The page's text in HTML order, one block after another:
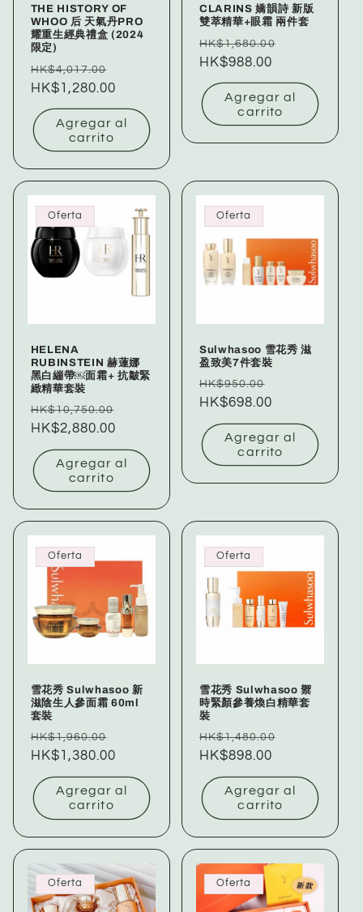
THE HISTORY OF
WHOO 后 天氣丹PRO
耀重生經典禮盒 (2024
限定)
Precio
habitual
HK$4,017.00
de
oferta
HK$1,280.00
Agregar al
carrito
CLARINS 嬌韻詩 新版
雙萃精華+眼霜 兩件套
Precio
habitual
HK$1,680.00
oferta
HK$988.00
Agregar al
carrito
Oferta
HELENA
RUBINSTEIN 赫蓮娜
黑白繃帶￼面霜+ 抗皺緊
緻精華套裝
Precio
habitual
HK$10,750.00
oferta
HK$2,880.00
Agregar al
carrito
Oferta
Sulwhasoo 雪花秀 滋
盈致美7件套裝
Precio
habitual
HK$950.00
oferta
HK$698.00
Agregar al
carrito
Oferta
雪花秀 Sulwhasoo 新
滋陰生人參面霜 60ml
套裝
Precio
habitual
HK$1,960.00
de
oferta
HK$1,380.00
Agregar al
carrito
Oferta
雪花秀 Sulwhasoo 禦
時緊顏參養煥白精華套
裝
Precio
habitual
HK$1,480.00
oferta
HK$898.00
Agregar al
carrito
Oferta Oferta